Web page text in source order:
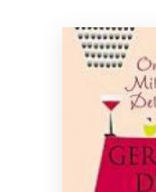
Bibliotekoms